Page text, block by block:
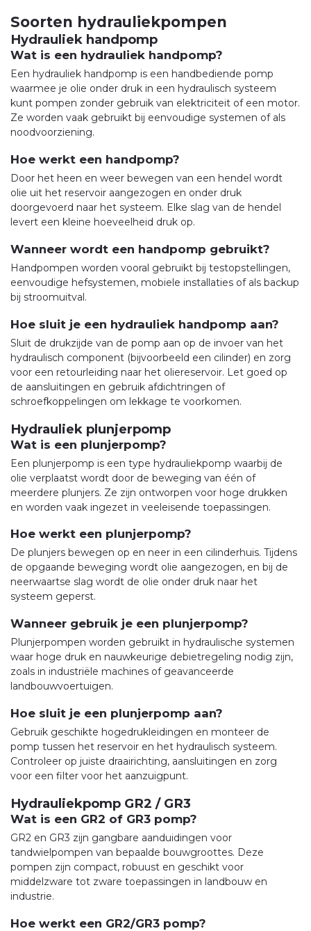
Soorten hydrauliekpompen
Hydrauliek handpomp
Wat is een hydrauliek handpomp?
Een hydrauliek handpomp is een handbediende pomp
waarmee je olie onder druk in een hydraulisch systeem
kunt pompen zonder gebruik van elektriciteit of een motor.
Ze worden vaak gebruikt bij eenvoudige systemen of als
noodvoorziening.
Hoe werkt een handpomp?
Door het heen en weer bewegen van een hendel wordt
olie uit het reservoir aangezogen en onder druk
doorgevoerd naar het systeem. Elke slag van de hendel
levert een kleine hoeveelheid druk op.
Wanneer wordt een handpomp gebruikt?
Handpompen worden vooral gebruikt bij testopstellingen,
eenvoudige hefsystemen, mobiele installaties of als backup
bij stroomuitval.
Hoe sluit je een hydrauliek handpomp aan?
Sluit de drukzijde van de pomp aan op de invoer van het
hydraulisch component (bijvoorbeeld een cilinder) en zorg
voor een retourleiding naar het oliereservoir. Let goed op
de aansluitingen en gebruik afdichtringen of
schroefkoppelingen om lekkage te voorkomen.
Hydrauliek plunjerpomp
Wat is een plunjerpomp?
Een plunjerpomp is een type hydrauliekpomp waarbij de
olie verplaatst wordt door de beweging van één of
meerdere plunjers. Ze zijn ontworpen voor hoge drukken
en worden vaak ingezet in veeleisende toepassingen.
Hoe werkt een plunjerpomp?
De plunjers bewegen op en neer in een cilinderhuis. Tijdens
de opgaande beweging wordt olie aangezogen, en bij de
neerwaartse slag wordt de olie onder druk naar het
systeem geperst.
Wanneer gebruik je een plunjerpomp?
Plunjerpompen worden gebruikt in hydraulische systemen
waar hoge druk en nauwkeurige debietregeling nodig zijn,
zoals in industriële machines of geavanceerde
landbouwvoertuigen.
Hoe sluit je een plunjerpomp aan?
Gebruik geschikte hogedrukleidingen en monteer de
pomp tussen het reservoir en het hydraulisch systeem.
Controleer op juiste draairichting, aansluitingen en zorg
voor een filter voor het aanzuigpunt.
Hydrauliekpomp GR2 / GR3
Wat is een GR2 of GR3 pomp?
GR2 en GR3 zijn gangbare aanduidingen voor
tandwielpompen van bepaalde bouwgroottes. Deze
pompen zijn compact, robuust en geschikt voor
middelzware tot zware toepassingen in landbouw en
industrie.
Hoe werkt een GR2/GR3 pomp?